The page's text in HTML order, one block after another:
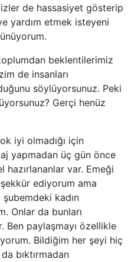
de hassasiyet gösterip
yardım etmek isteyeni
beklentilerimiz
de insanları
söylüyorsunuz. Peki
Gerçi henüz
iyi olmadığı için
yapmadan üç gün önce
var. Emeği
ediyorum ama
kadın
Onlar da bunları
Ben paylaşmayı özellikle
Bildiğim her şeyi hiç
bıktırmadan